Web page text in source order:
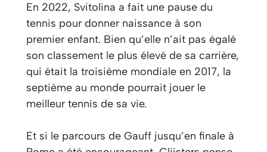
En 2022, Svitolina a fait une pause du
tennis pour donner naissance à son
premier enfant. Bien qu’elle n’ait pas égalé
son classement le plus élevé de sa carrière,
qui était la troisième mondiale en 2017, la
septième au monde pourrait jouer le
meilleur tennis de sa vie.
Et si le parcours de Gauff jusqu’en finale à